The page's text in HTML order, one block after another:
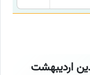
اردیبهشت